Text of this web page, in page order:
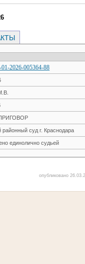
01-2026-005364-88
районный суд г. Краснодара
единолично судьей
опубликовано